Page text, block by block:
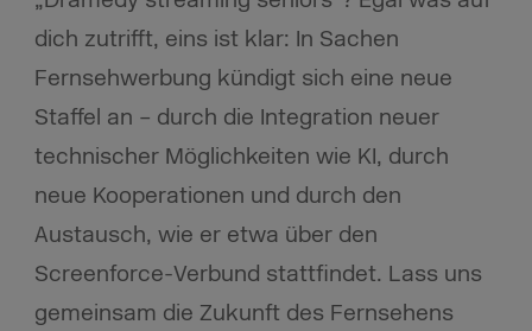
dich zutrifft, eins ist klar: In Sachen
Fernsehwerbung kündigt sich eine neue
Staffel an – durch die Integration neuer
technischer Möglichkeiten wie KI, durch
neue Kooperationen und durch den
Austausch, wie er etwa über den
Screenforce-Verbund stattfindet. Lass uns
gemeinsam die Zukunft des Fernsehens